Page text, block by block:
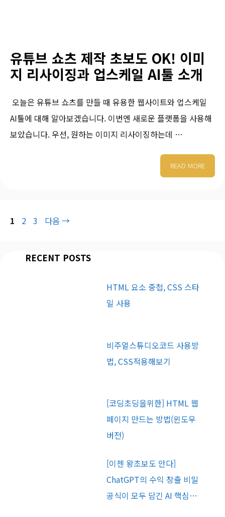
유튜브 쇼츠 제작 초보도 OK! 이미
지 리사이징과 업스케일 AI툴 소개
오늘은 유튜브 쇼츠를 만들 때 유용한 웹사이트와 업스케일
AI툴에 대해 알아보겠습니다. 이번엔 새로운 플랫폼을 사용해
보았습니다. 우선, 원하는 이미지 리사이징하는데 …
READ MORE
1 2 3 다음 →
RECENT POSTS
HTML 요소 중첩, CSS 스타
일 사용
비주얼스튜디오코드 사용방
법, CSS적용해보기
[코딩초딩을위한] HTML 웹
페이지 만드는 방법(윈도우
버전)
[이젠 왕초보도 안다]
ChatGPT의 수익 창출 비밀
공식이 모두 담긴 AI 핵심…